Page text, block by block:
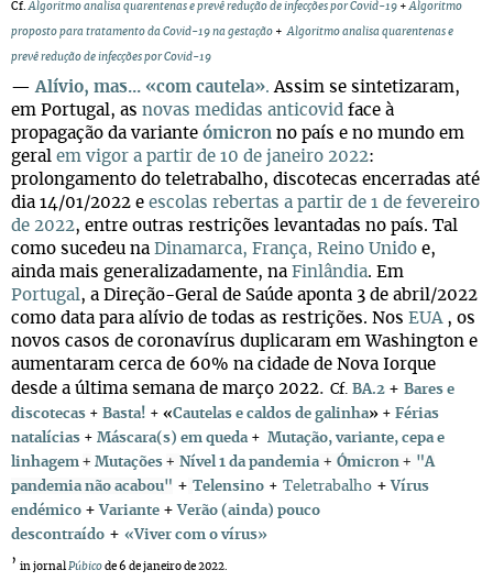
Cf.Algoritmo analisa quarentenas e prevê redução de infecções por Covid-19 +Algoritmo
proposto para tratamento da Covid-19 na gestação +Algoritmo analisa quarentenas e
prevê redução de infecções por Covid-19
— Alívio, mas... «com cautela». Assim se sintetizaram,
em Portugal, as novas medidas anticovid face à
propagação da variante ómicron no país e no mundo em
geral em vigor a partir de 10 de janeiro 2022:
prolongamento do teletrabalho, discotecas encerradas até
dia 14/01/2022 e escolas rebertas a partir de 1 de fevereiro
de 2022, entre outras restrições levantadas no país. Tal
como sucedeu na Dinamarca, França, Reino Unido e,
ainda mais generalizadamente, na Finlândia. Em
Portugal, a Direção-Geral de Saúde aponta 3 de abril/2022
como data para alívio de todas as restrições. Nos EUA, os
novos casos de coronavírus duplicaram em Washington e
aumentaram cerca de 60% na cidade de Nova Iorque
desde a última semana de março 2022. Cf. BA.2 + Bares e
discotecas + Basta! + «Cautelas e caldos de galinha» + Férias
natalícias + Máscara(s) em queda + Mutação, variante, cepa e
linhagem + Mutações + Nível 1 da pandemia + Ómicron + "A
pandemia não acabou" + Telensino + Teletrabalho + Vírus
endémico + Variante + Verão (ainda) pouco
descontraído + «Viver com o vírus»
’ in jornal Púbico de 6 de janeiro de 2022.